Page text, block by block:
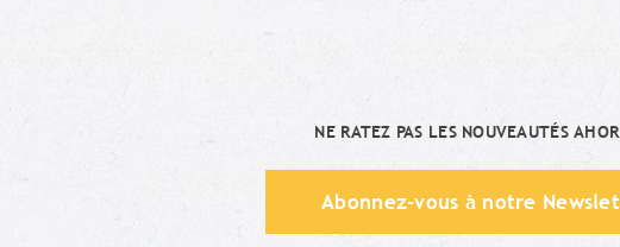
NE RATEZ PAS LES NOUVEAUTÉS
Abonnez-vous à notre